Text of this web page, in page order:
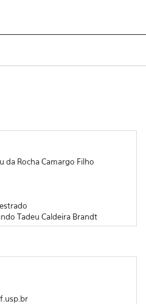
da Rocha Camargo Filho
Tadeu Caldeira Brandt